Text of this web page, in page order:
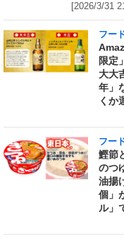
[2026/3/31
フー
限定
大大
年」
くか
フー
鰹節
のつ
油揚
個」
ル」